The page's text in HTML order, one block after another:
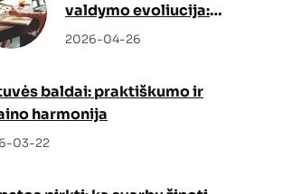
valdymo evoliucija:
kaip Odoo CRM ir
strategiją
2026-04-26
baldai: praktiškumo ir
harmonija
03-22